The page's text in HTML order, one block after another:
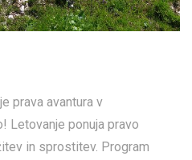
prava avantura v
Letovanje ponuja pravo
in sprostitev. Program